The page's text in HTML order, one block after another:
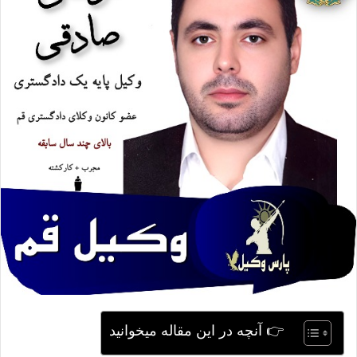
م
ی
ل
👉 آنچه در این مقاله میخوانید